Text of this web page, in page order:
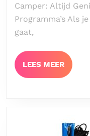
Camper: Altijd
Programma’s Als
gaat,
LEES MEERLEES
MEER